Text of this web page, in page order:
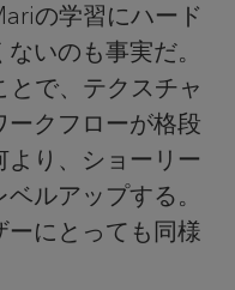
の学習にハード
いのも事実だ。
とで、テクスチャ
ークフローが格段
り、ショーリー
ルアップする。
ーにとっても同様